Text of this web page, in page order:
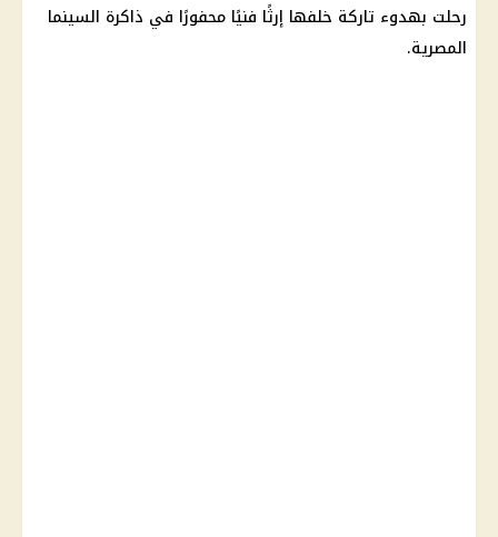
رحلت بهدوء تاركة خلفها إرثًا فنيًا محفورًا في ذاكرة السينما
المصرية.